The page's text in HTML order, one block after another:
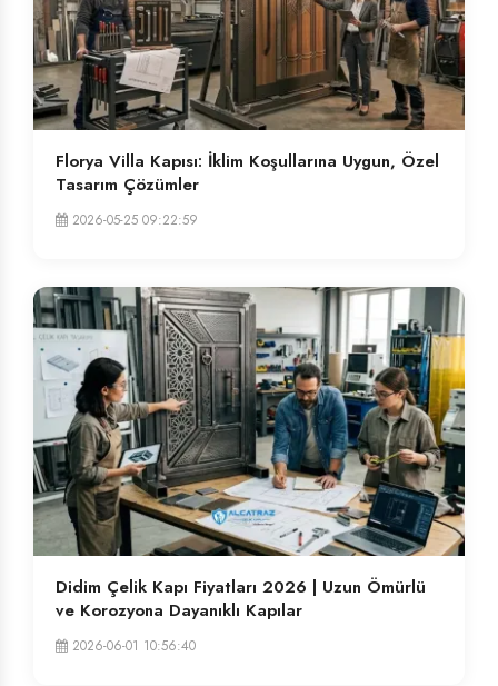
Florya Villa Kapısı: İklim Koşullarına Uygun, Özel
Tasarım Çözümler
2026-05-25 09:22:59
Didim Çelik Kapı Fiyatları 2026 | Uzun Ömürlü
ve Korozyona Dayanıklı Kapılar
2026-06-01 10:56:40